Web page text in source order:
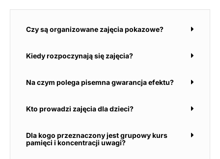
Czy są organizowane zajęcia pokazowe?
Kiedy rozpoczynają się zajęcia?
Na czym polega pisemna gwarancja efektu?
Kto prowadzi zajęcia dla dzieci?
Dla kogo przeznaczony jest grupowy kurs
pamięci i koncentracji uwagi?